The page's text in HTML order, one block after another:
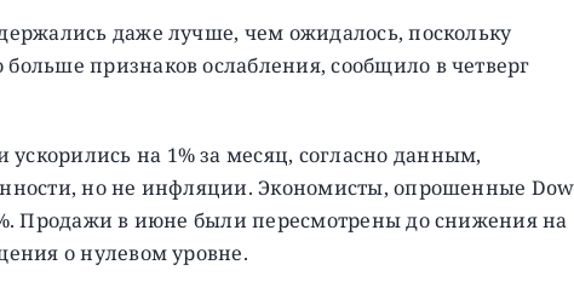
даже лучше, чем ожидалось, поскольку
признаков ослабления, сообщило в четверг
на 1% за месяц, согласно данным,
но не инфляции. Экономисты, опрошенные Dow
Продажи в июне были пересмотрены до снижения на
о нулевом уровне.